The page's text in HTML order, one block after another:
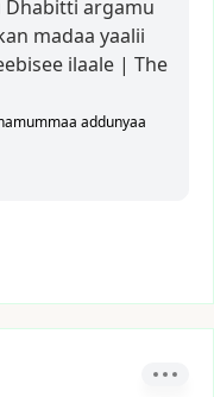
Dhabitti argamu
madaa yaalii
ilaale | The
addunyaa